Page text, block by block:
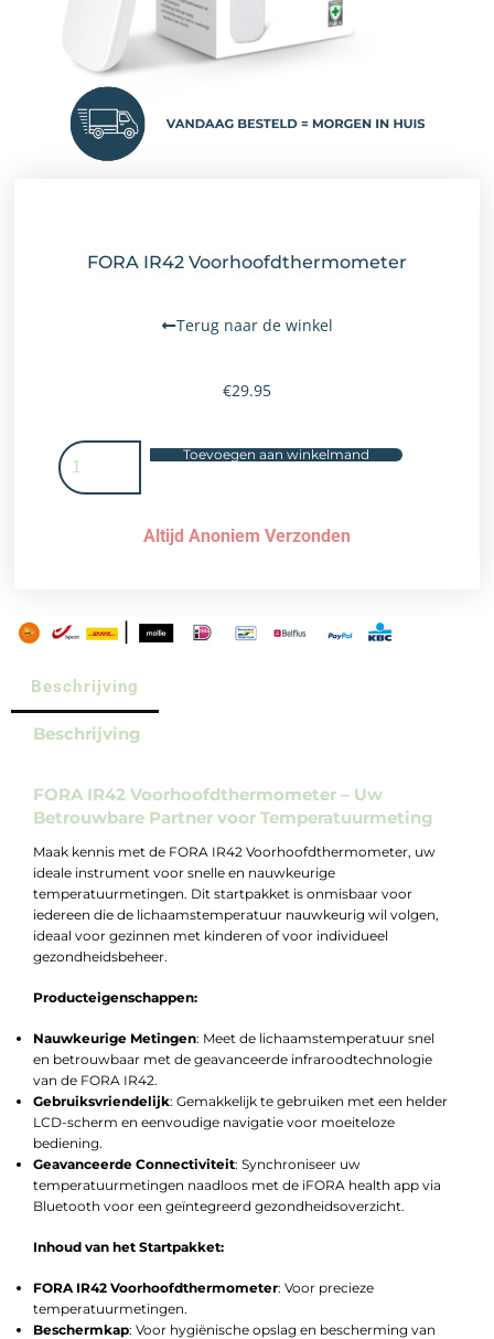
FORA IR42 Voorhoofdthermometer
Terug naar de winkel
€29.95
Toevoegen aan winkelmand
Altijd Anoniem Verzonden
Beschrijving
Beschrijving
FORA IR42 Voorhoofdthermometer – Uw
Betrouwbare Partner voor Temperatuurmeting
Maak kennis met de FORA IR42 Voorhoofdthermometer, uw
ideale instrument voor snelle en nauwkeurige
temperatuurmetingen. Dit startpakket is onmisbaar voor
iedereen die de lichaamstemperatuur nauwkeurig wil volgen,
ideaal voor gezinnen met kinderen of voor individueel
gezondheidsbeheer.
Producteigenschappen:
Nauwkeurige Metingen: Meet de lichaamstemperatuur snel
en betrouwbaar met de geavanceerde infraroodtechnologie
van de FORA IR42.
Gebruiksvriendelijk: Gemakkelijk te gebruiken met een helder
LCD-scherm en eenvoudige navigatie voor moeiteloze
bediening.
Geavanceerde Connectiviteit: Synchroniseer uw
temperatuurmetingen naadloos met de iFORA health app via
Bluetooth voor een geïntegreerd gezondheidsoverzicht.
Inhoud van het Startpakket:
FORA IR42 Voorhoofdthermometer: Voor precieze
temperatuurmetingen.
Beschermkap: Voor hygiënische opslag en bescherming van